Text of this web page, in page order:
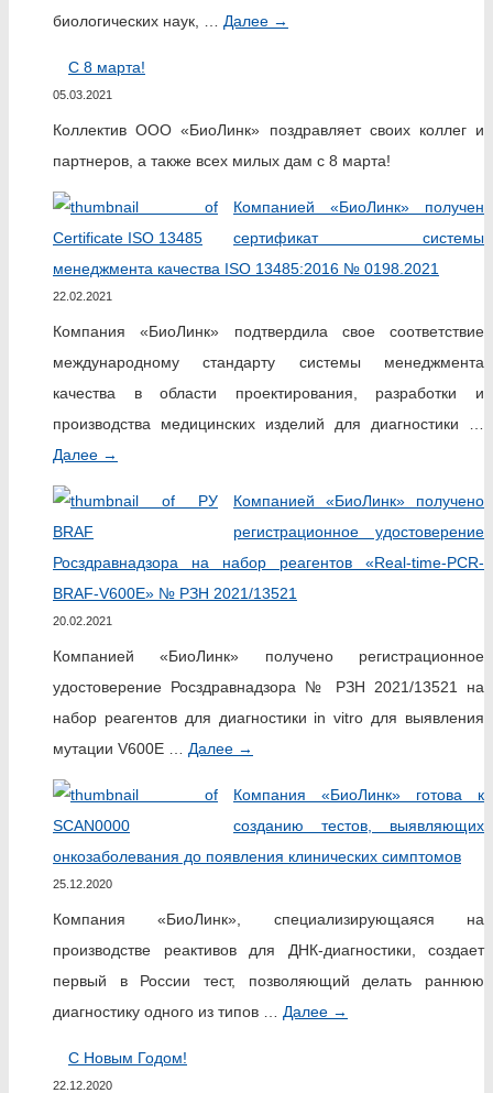
биологических наук, … Далее →
С 8 марта!
05.03.2021
Коллектив ООО «БиоЛинк» поздравляет своих коллег и
партнеров, а также всех милых дам с 8 марта!
Компанией «БиоЛинк» получен
сертификат системы
менеджмента качества ISO 13485:2016 № 0198.2021
22.02.2021
Компания «БиоЛинк» подтвердила свое соответствие
международному стандарту системы менеджмента
качества в области проектирования, разработки и
производства медицинских изделий для диагностики …
Далее →
Компанией «БиоЛинк» получено
регистрационное удостоверение
Росздравнадзора на набор реагентов «Real-time-PCR-
BRAF-V600E» № РЗН 2021/13521
20.02.2021
Компанией «БиоЛинк» получено регистрационное
удостоверение Росздравнадзора № РЗН 2021/13521 на
набор реагентов для диагностики in vitro для выявления
мутации V600E … Далее →
Компания «БиоЛинк» готова к
созданию тестов, выявляющих
онкозаболевания до появления клинических симптомов
25.12.2020
Компания «БиоЛинк», специализирующаяся на
производстве реактивов для ДНК-диагностики, создает
первый в России тест, позволяющий делать раннюю
диагностику одного из типов … Далее →
С Новым Годом!
22.12.2020